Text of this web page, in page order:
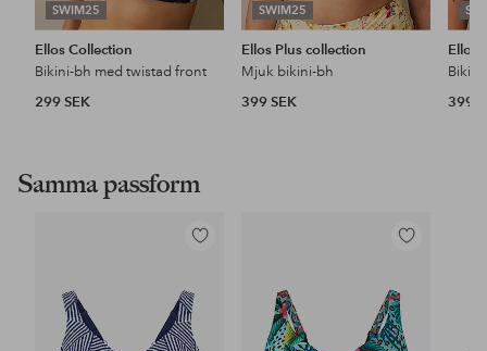
SWIM25
Ellos Collection
Bikini-bh med twistad front
299 SEK
SWIM25
Ellos Plus collection
Mjuk bikini-bh
399 SEK
Ellos
399
Samma passform
Lägg
favoriter
Lägg
i
favoriter